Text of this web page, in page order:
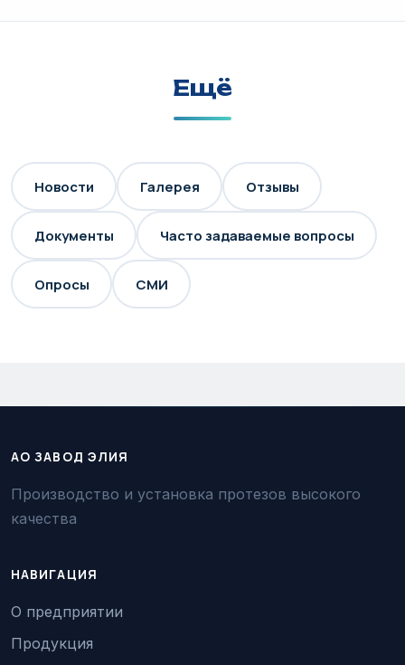
Ещё
Новости Галерея Отзывы
Документы Часто задаваемые вопросы
Опросы СМИ
АО ЗАВОД ЭЛИЯ
Производство и установка протезов высокого
качества
НАВИГАЦИЯ
О предприятии
Продукция